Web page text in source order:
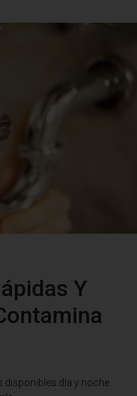
Y
disponibles día y noche